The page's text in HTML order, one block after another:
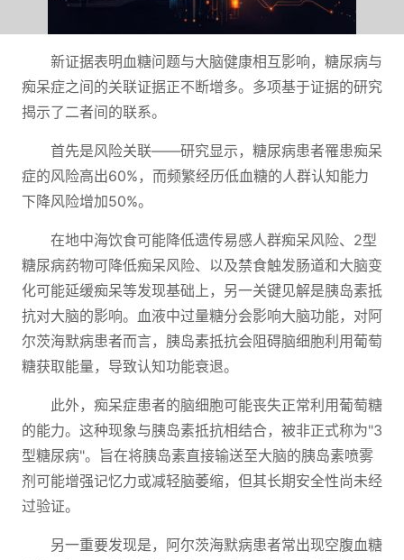
新证据表明血糖问题与大脑健康相互影响，糖尿病与
痴呆症之间的关联证据正不断增多。多项基于证据的研究
揭示了二者间的联系。
首先是风险关联——研究显示，糖尿病患者罹患痴呆
症的风险高出60%，而频繁经历低血糖的人群认知能力
下降风险增加50%。
在地中海饮食可能降低遗传易感人群痴呆风险、2型
糖尿病药物可降低痴呆风险、以及禁食触发肠道和大脑变
化可能延缓痴呆等发现基础上，另一关键见解是胰岛素抵
抗对大脑的影响。血液中过量糖分会影响大脑功能，对阿
尔茨海默病患者而言，胰岛素抵抗会阻碍脑细胞利用葡萄
糖获取能量，导致认知功能衰退。
此外，痴呆症患者的脑细胞可能丧失正常利用葡萄糖
的能力。这种现象与胰岛素抵抗相结合，被非正式称为"3
型糖尿病"。旨在将胰岛素直接输送至大脑的胰岛素喷雾
剂可能增强记忆力或减轻脑萎缩，但其长期安全性尚未经
过验证。
另一重要发现是，阿尔茨海默病患者常出现空腹血糖